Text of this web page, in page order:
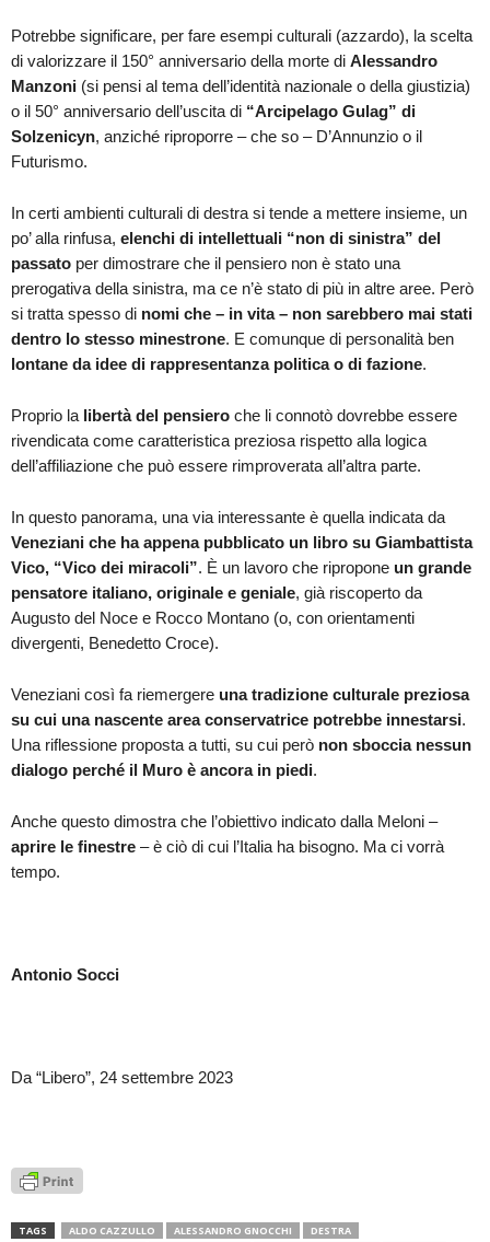
Potrebbe significare, per fare esempi culturali (azzardo), la scelta
di valorizzare il 150° anniversario della morte di Alessandro
Manzoni (si pensi al tema dell’identità nazionale o della giustizia)
o il 50° anniversario dell’uscita di “Arcipelago Gulag” di
Solzenicyn, anziché riproporre – che so – D’Annunzio o il
Futurismo.
In certi ambienti culturali di destra si tende a mettere insieme, un
po’ alla rinfusa, elenchi di intellettuali “non di sinistra” del
passato per dimostrare che il pensiero non è stato una
prerogativa della sinistra, ma ce n’è stato di più in altre aree. Però
si tratta spesso di nomi che – in vita – non sarebbero mai stati
dentro lo stesso minestrone. E comunque di personalità ben
lontane da idee di rappresentanza politica o di fazione.
Proprio la libertà del pensiero che li connotò dovrebbe essere
rivendicata come caratteristica preziosa rispetto alla logica
dell’affiliazione che può essere rimproverata all’altra parte.
In questo panorama, una via interessante è quella indicata da
Veneziani che ha appena pubblicato un libro su Giambattista
Vico, “Vico dei miracoli”. È un lavoro che ripropone un grande
pensatore italiano, originale e geniale, già riscoperto da
Augusto del Noce e Rocco Montano (o, con orientamenti
divergenti, Benedetto Croce).
Veneziani così fa riemergere una tradizione culturale preziosa
su cui una nascente area conservatrice potrebbe innestarsi.
Una riflessione proposta a tutti, su cui però non sboccia nessun
dialogo perché il Muro è ancora in piedi.
Anche questo dimostra che l’obiettivo indicato dalla Meloni –
aprire le finestre – è ciò di cui l’Italia ha bisogno. Ma ci vorrà
tempo.
Antonio Socci
Da “Libero”, 24 settembre 2023
TAGS ALDO CAZZULLO ALESSANDRO GNOCCHI
DESTRA